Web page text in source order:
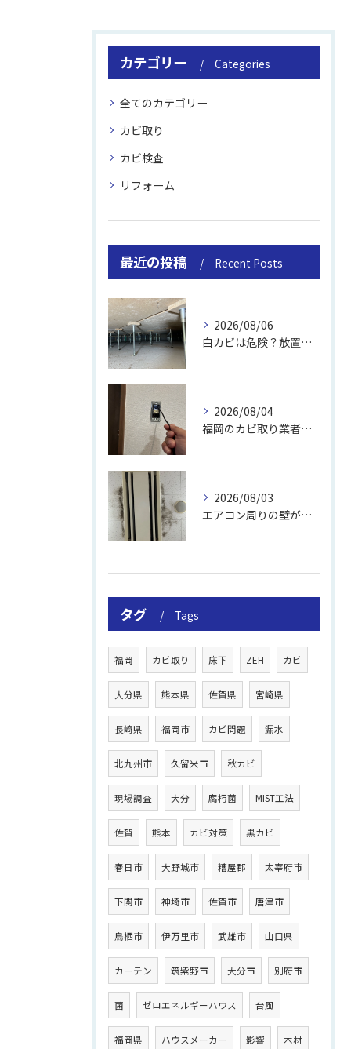
カテゴリー Categories
全てのカテゴリー
カビ取り
カビ検査
リフォーム
最近の投稿 Recent Posts
2026/08/06
白カビは危険？放置のリスクと取り方
2026/08/04
福岡のカビ取り業者おすすめの選び方と費用
2026/08/03
エアコン周りの壁が結露しやすい理由
タグ Tags
福岡 カビ取り 床下 ZEH カビ
大分県 熊本県 佐賀県 宮崎県
長崎県 福岡市 カビ問題 漏水
北九州市 久留米市 秋カビ
現場調査 大分 腐朽菌 MIST工法
佐賀 熊本 カビ対策 黒カビ
春日市 大野城市 糟屋郡 太宰府市
下関市 神埼市 佐賀市 唐津市
鳥栖市 伊万里市 武雄市 山口県
カーテン 筑紫野市 大分市 別府市
菌 ゼロエネルギーハウス 台風
福岡県 ハウスメーカー 影響 木材